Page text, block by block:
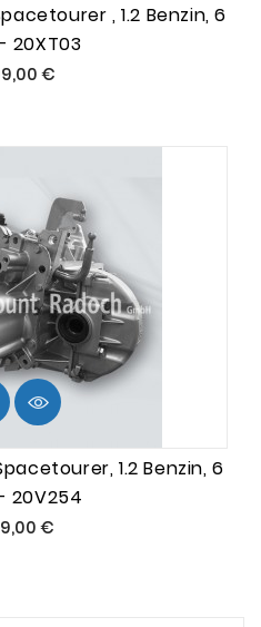
, 1.2 Benzin, 6
20XT03
€Preis
1.2 Benzin, 6
20V254
€